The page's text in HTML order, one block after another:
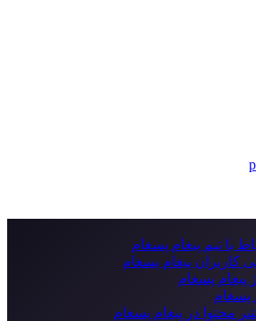
با تیم پیغام پسغام
پیغام پسغام
پیغام پسغام
پسغام
محتوا در پیغام پسغام